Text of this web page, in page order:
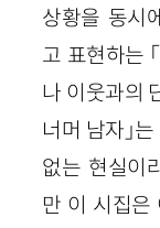
상황을 동시
고 표현하는
나 이웃과의
너머 남자」
없는 현실이
만 이 시집은